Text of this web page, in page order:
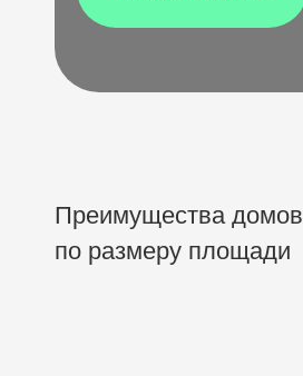
Преимущества домов
по размеру площади